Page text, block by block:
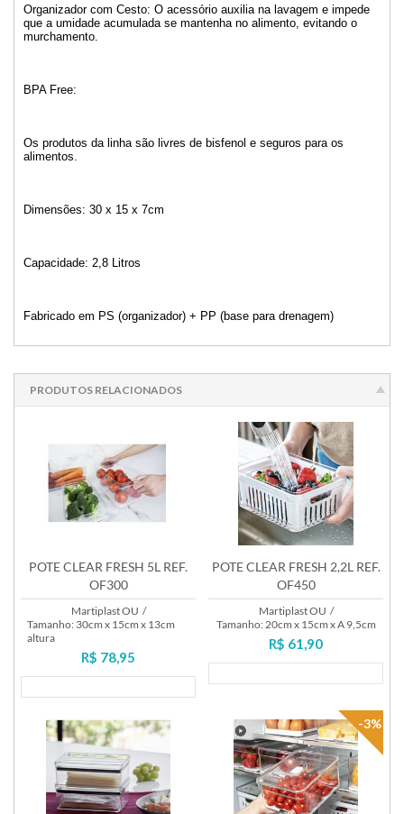
Organizador com Cesto: O acessório auxilia na lavagem e impede
que a umidade acumulada se mantenha no alimento, evitando o
murchamento.
BPA Free:
Os produtos da linha são livres de bisfenol e seguros para os
alimentos.
Dimensões: 30 x 15 x 7cm
Capacidade: 2,8 Litros
Fabricado em PS (organizador) + PP (base para drenagem)
PRODUTOS RELACIONADOS
POTE CLEAR FRESH 5L REF.
OF300
Martiplast OU /
Tamanho: 30cm x 15cm x 13cm
altura
R$ 78,95
POTE CLEAR FRESH 2,2L REF.
OF450
Martiplast OU /
Tamanho: 20cm x 15cm x A 9,5cm
R$ 61,90
-3%